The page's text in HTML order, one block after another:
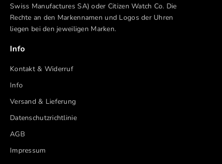
Swiss Manufactures SA) oder Citizen Watch Co. Die
Rechte an den Markennamen und Logos der Uhren
liegen bei den jeweiligen Marken.
Info
Kontakt & Widerruf
Info
Versand & Lieferung
Datenschutzrichtlinie
AGB
Impressum